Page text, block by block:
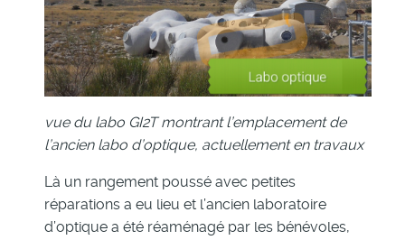
vue du labo GI2T montrant l’emplacement de
l’ancien labo d’optique, actuellement en travaux
Là un rangement poussé avec petites
réparations a eu lieu et l’ancien laboratoire
d’optique a été réaménagé par les bénévoles,